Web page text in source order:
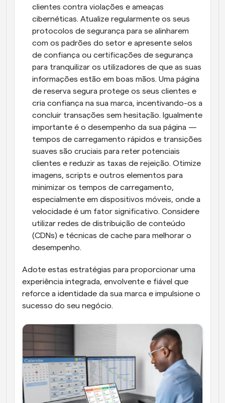
clientes contra violações e ameaças
cibernéticas. Atualize regularmente os seus
protocolos de segurança para se alinharem
com os padrões do setor e apresente selos
de confiança ou certificações de segurança
para tranquilizar os utilizadores de que as suas
informações estão em boas mãos. Uma página
de reserva segura protege os seus clientes e
cria confiança na sua marca, incentivando-os a
concluir transações sem hesitação. Igualmente
importante é o desempenho da sua página —
tempos de carregamento rápidos e transições
suaves são cruciais para reter potenciais
clientes e reduzir as taxas de rejeição. Otimize
imagens, scripts e outros elementos para
minimizar os tempos de carregamento,
especialmente em dispositivos móveis, onde a
velocidade é um fator significativo. Considere
utilizar redes de distribuição de conteúdo
(CDNs) e técnicas de cache para melhorar o
desempenho.
Adote estas estratégias para proporcionar uma
experiência integrada, envolvente e fiável que
reforce a identidade da sua marca e impulsione o
sucesso do seu negócio.